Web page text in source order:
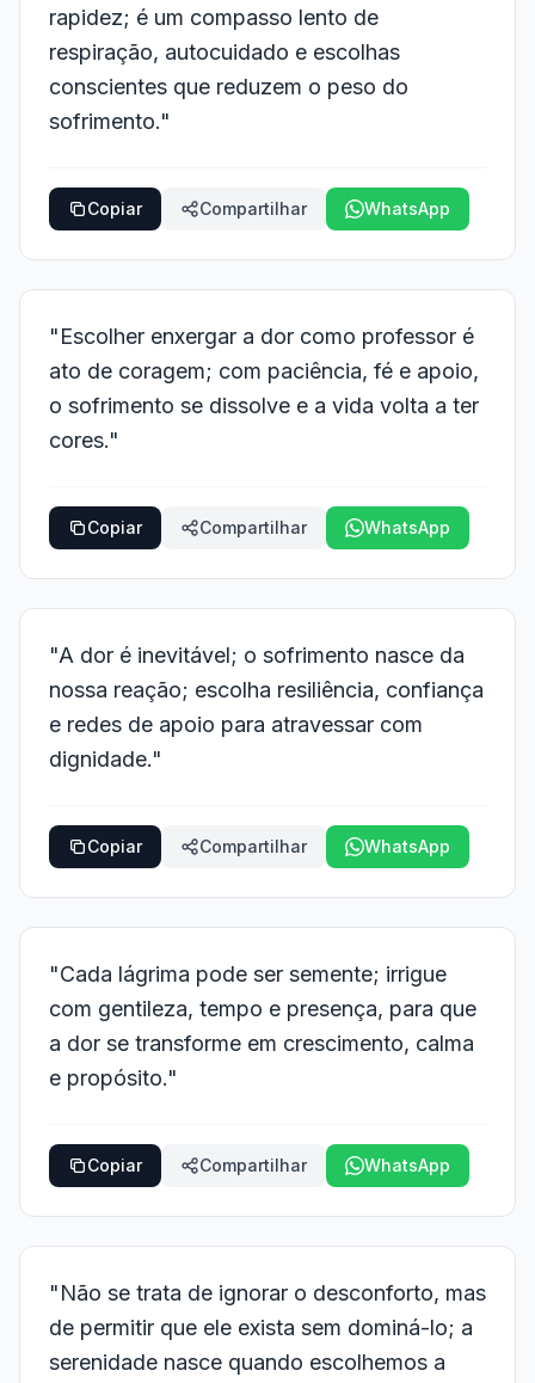
rapidez; é um compasso lento de
respiração, autocuidado e escolhas
conscientes que reduzem o peso do
sofrimento."
Copiar Compartilhar WhatsApp
"Escolher enxergar a dor como professor é
ato de coragem; com paciência, fé e apoio,
o sofrimento se dissolve e a vida volta a ter
cores."
Copiar Compartilhar WhatsApp
"A dor é inevitável; o sofrimento nasce da
nossa reação; escolha resiliência, confiança
e redes de apoio para atravessar com
dignidade."
Copiar Compartilhar WhatsApp
"Cada lágrima pode ser semente; irrigue
com gentileza, tempo e presença, para que
a dor se transforme em crescimento, calma
e propósito."
Copiar Compartilhar WhatsApp
"Não se trata de ignorar o desconforto, mas
de permitir que ele exista sem dominá-lo; a
serenidade nasce quando escolhemos a